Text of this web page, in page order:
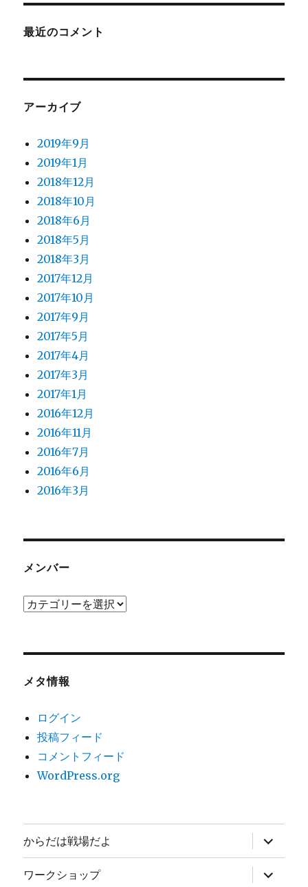
最近のコメント
アーカイブ
2019年9月
2019年1月
2018年12月
2018年10月
2018年6月
2018年5月
2018年3月
2017年12月
2017年10月
2017年9月
2017年5月
2017年4月
2017年3月
2017年1月
2016年12月
2016年11月
2016年7月
2016年6月
2016年3月
メンバー
メ
メタ情報
ログイン
投稿フィード
コメントフィード
WordPress.org
からだは戦場だよ
サ
ブ
メ
ニ
ュ
ワークショップ
サ
ブ